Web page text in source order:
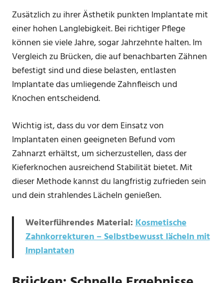
Zusätzlich zu ihrer Ästhetik punkten Implantate mit
einer hohen Langlebigkeit. Bei richtiger Pflege
können sie viele Jahre, sogar Jahrzehnte halten. Im
Vergleich zu Brücken, die auf benachbarten Zähnen
befestigt sind und diese belasten, entlasten
Implantate das umliegende Zahnfleisch und
Knochen entscheidend.
Wichtig ist, dass du vor dem Einsatz von
Implantaten einen geeigneten Befund vom
Zahnarzt erhältst, um sicherzustellen, dass der
Kieferknochen ausreichend Stabilität bietet. Mit
dieser Methode kannst du langfristig zufrieden sein
und dein strahlendes Lächeln genießen.
Weiterführendes Material:Kosmetische
Zahnkorrekturen – Selbstbewusst lächeln mit
Implantaten